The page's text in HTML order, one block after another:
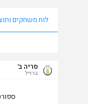
לוח משחקים
סריה ב'
ברזיל